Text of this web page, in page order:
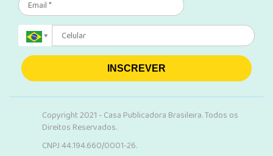
INSCREVER
Copyright 2021 - Casa Publicadora Brasileira. Todos os
Direitos Reservados.
CNPJ 44.194.660/0001-26.